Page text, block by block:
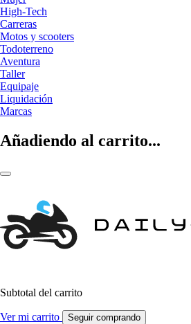
High-Tech
Carreras
Motos y scooters
Todoterreno
Aventura
Taller
Equipaje
Liquidación
Marcas
Añadiendo al carrito...
Subtotal del carrito
Ver mi carrito Seguir comprando